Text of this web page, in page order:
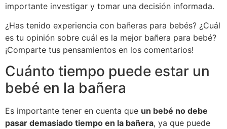
importante investigar y tomar una decisión informada.
¿Has tenido experiencia con bañeras para bebés? ¿Cuál
es tu opinión sobre cuál es la mejor bañera para bebé?
¡Comparte tus pensamientos en los comentarios!
Cuánto tiempo puede estar un
bebé en la bañera
Es importante tener en cuenta que un bebé no debe
pasar demasiado tiempo en la bañera, ya que puede